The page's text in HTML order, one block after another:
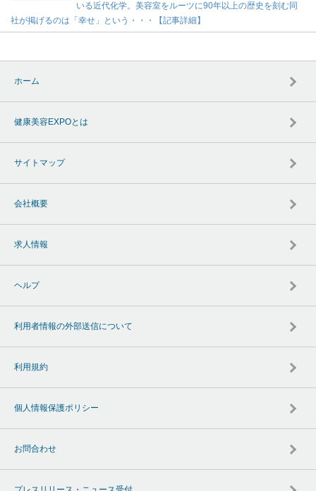
いる近代化学。美容室をルーツに90年以上の歴史を刻む同
社が掲げるのは「幸せ」という・・・【記事詳細】
ホーム
健康美容EXPOとは
サイトマップ
会社概要
求人情報
ヘルプ
利用者情報の外部送信について
利用規約
個人情報保護ポリシー
お問合わせ